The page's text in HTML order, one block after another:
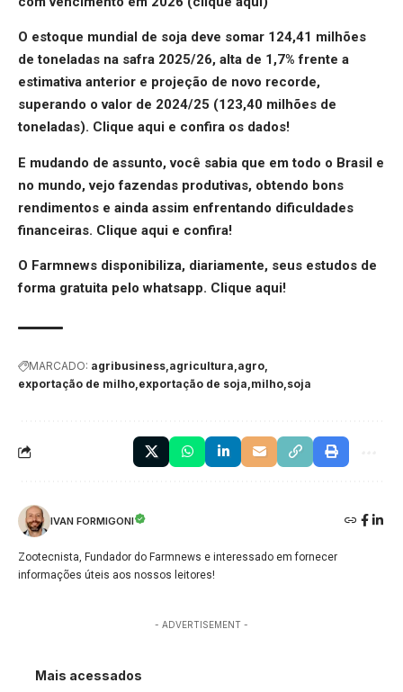
O estoque mundial de soja deve somar 124,41 milhões
de toneladas na safra 2025/26, alta de 1,7% frente a
estimativa anterior e projeção de novo recorde,
superando o valor de 2024/25 (123,40 milhões de
toneladas). Clique aqui e confira os dados!
E mudando de assunto, você sabia que em todo o Brasil e
no mundo, vejo fazendas produtivas, obtendo bons
rendimentos e ainda assim enfrentando dificuldades
financeiras. Clique aqui e confira!
O Farmnews disponibiliza, diariamente, seus estudos de
forma gratuita pelo whatsapp. Clique aqui!
MARCADO: agribusiness agricultura agro
exportação de milho exportação de soja milho soja
IVAN FORMIGONI
Zootecnista, Fundador do Farmnews e interessado em fornecer
informações úteis aos nossos leitores!
- ADVERTISEMENT -
Mais acessados